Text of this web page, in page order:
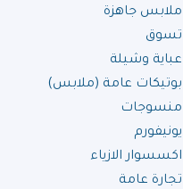
ملابس جاهزة
تسوق
عباية وشيلة
بوتيكات عامة (ملابس)
منسوجات
يونيفورم
اكسسوار الازياء
تجارة عامة